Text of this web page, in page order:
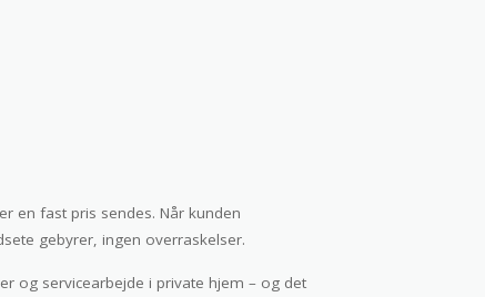
en fast pris sendes. Når kunden
gebyrer, ingen overraskelser.
og servicearbejde i private hjem – og det